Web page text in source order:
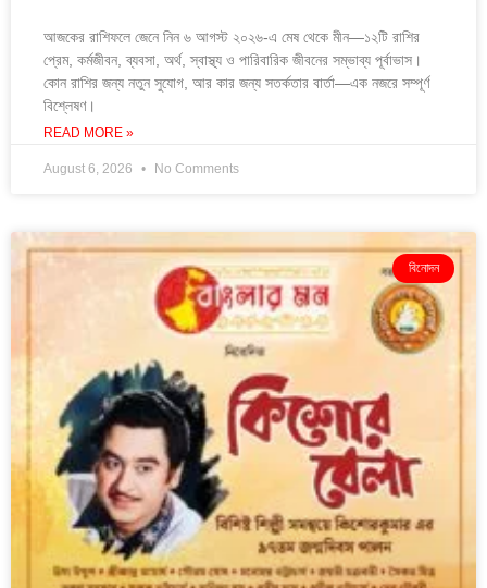
আজকের রাশিফলে জেনে নিন ৬ আগস্ট ২০২৬-এ মেষ থেকে মীন—১২টি রাশির
প্রেম, কর্মজীবন, ব্যবসা, অর্থ, স্বাস্থ্য ও পারিবারিক জীবনের সম্ভাব্য পূর্বাভাস।
কোন রাশির জন্য নতুন সুযোগ, আর কার জন্য সতর্কতার বার্তা—এক নজরে সম্পূর্ণ
বিশ্লেষণ।
READ MORE »
August 6, 2026 No Comments
বিনোদন